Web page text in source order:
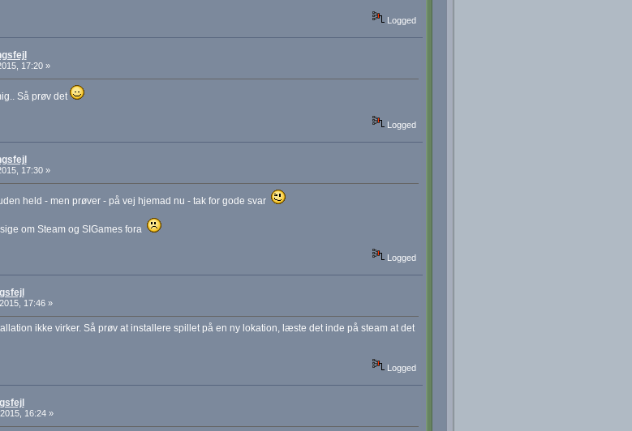
Logged
17:20 »
Så prøv det
Logged
17:30 »
held - men prøver - på vej hjemad nu - tak for gode svar
om Steam og SIGames fora
Logged
17:46 »
ikke virker. Så prøv at installere spillet på en ny lokation, læste det inde på steam at det
Logged
16:24 »